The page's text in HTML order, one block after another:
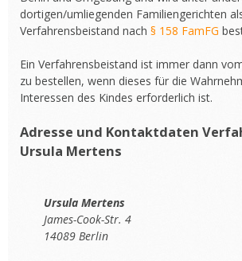
dortigen/umliegenden Familiengerichten
Verfahrensbeistand nach § 158 FamFG
Ein Verfahrensbeistand ist immer dann
zu bestellen, wenn dieses für die
Interessen des Kindes erforderlich ist.
Adresse und Kontaktdaten
Ursula Mertens
Ursula Mertens
James-Cook-Str. 4
14089 Berlin